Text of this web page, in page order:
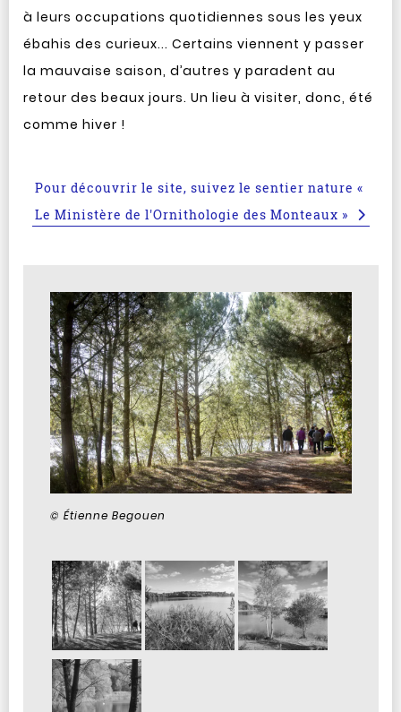
à leurs occupations quotidiennes sous les yeux
ébahis des curieux... Certains viennent y passer
la mauvaise saison, d’autres y paradent au
retour des beaux jours. Un lieu à visiter, donc, été
comme hiver !
Pour découvrir le site, suivez le sentier nature «
Le Ministère de l'Ornithologie des Monteaux »
© Étienne Begouen